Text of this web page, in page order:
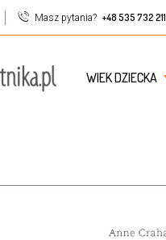
Masz pytania? +48 535 732 211
WIEK DZIECKA